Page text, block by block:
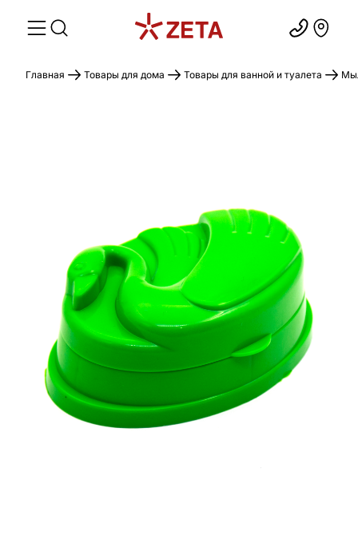
Главная Товары для дома Товары для ванной и туалета